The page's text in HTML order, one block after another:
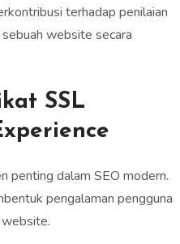
terhadap penilaian
website secara
SSL
penting dalam SEO modern.
pengalaman pengguna